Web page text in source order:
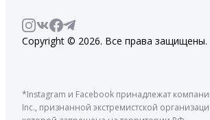
Copyright © 2026. Все права защищены.
*Instagram и Facebook принадлежат
Inc., признанной экстремистской